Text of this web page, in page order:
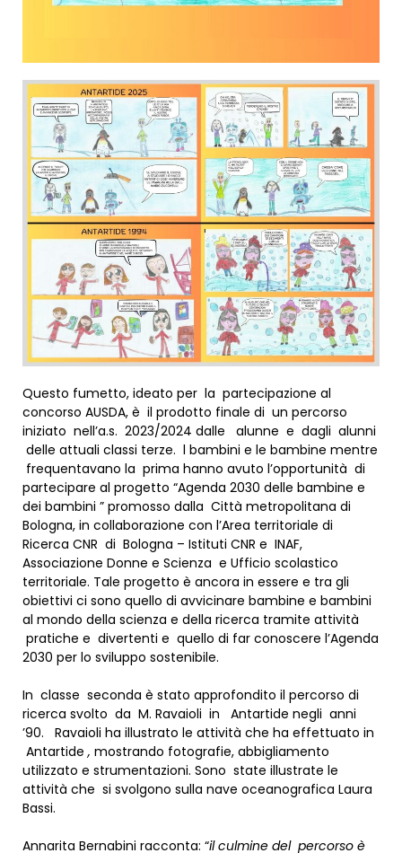
Questo fumetto, ideato per la partecipazione al
concorso AUSDA, è il prodotto finale di un percorso
iniziato nell’a.s. 2023/2024 dalle alunne e dagli alunni
delle attuali classi terze. l bambini e le bambine mentre
frequentavano la prima hanno avuto l’opportunità di
partecipare al progetto “Agenda 2030 delle bambine e
dei bambini ” promosso dalla Città metropolitana di
Bologna, in collaborazione con l’Area territoriale di
Ricerca CNR di Bologna – Istituti CNR e INAF,
Associazione Donne e Scienza e Ufficio scolastico
territoriale. Tale progetto è ancora in essere e tra gli
obiettivi ci sono quello di avvicinare bambine e bambini
al mondo della scienza e della ricerca tramite attività
pratiche e divertenti e quello di far conoscere l’Agenda
2030 per lo sviluppo sostenibile.
In classe seconda è stato approfondito il percorso di
ricerca svolto da M. Ravaioli in Antartide negli anni
’90. Ravaioli ha illustrato le attività che ha effettuato in
Antartide , mostrando fotografie, abbigliamento
utilizzato e strumentazioni. Sono state illustrate le
attività che si svolgono sulla nave oceanografica Laura
Bassi.
Annarita Bernabini racconta: “il culmine del percorso è